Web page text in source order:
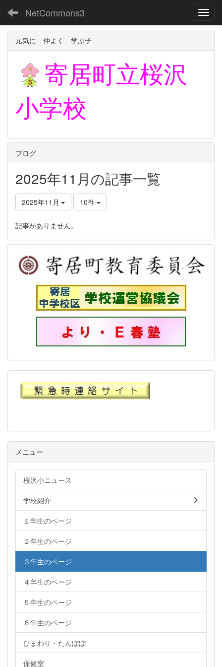
NetCommons3
元気に 仲よく 学ぶ子
寄居町立桜沢
小学校
ブログ
2025年11月の記事一覧
2025年11月 10件
記事がありません。
メニュー
桜沢小ニュース
学校紹介
１年生のページ
２年生のページ
３年生のページ
４年生のページ
５年生のページ
６年生のページ
ひまわり・たんぽぽ
保健室